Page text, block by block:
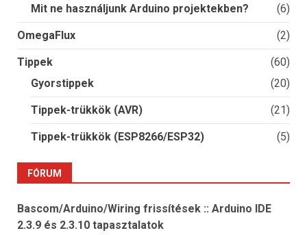
Mit ne használjunk Arduino projektekben? (6)
OmegaFlux (2)
Tippek
(60)
Gyorstippek
(20)
Tippek-trükkök (AVR) (21)
Tippek-trükkök (ESP8266/ESP32) (5)
FÓRUM
Bascom/Arduino/Wiring frissítések :: Arduino IDE
2.3.9 és 2.3.10 tapasztalatok